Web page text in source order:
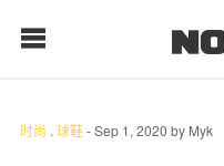
时尚 . 球鞋-Sep 1, 2020 by Myk